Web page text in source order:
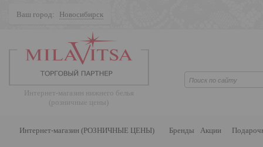
Ваш город: Новосибирск
Интернет-магазин нижнего белья
(розничные цены)
Интернет-магазин (РОЗНИЧНЫЕ ЦЕНЫ) Бренды Акции